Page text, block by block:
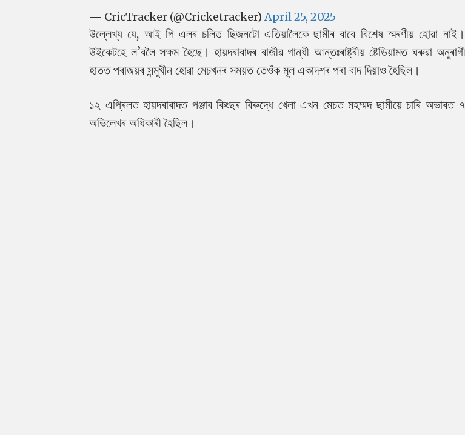
— CricTracker (@Cricketracker) April 25, 2025
উল্লেখ্য যে, আই পি এলৰ চলিত ছিজনটো এতিয়ালৈকে ছামীৰ বাবে বিশেষ স্মৰণীয় হোৱা
উইকেটহে ল’বলৈ সক্ষম হৈছে। হায়দৰাবাদৰ ৰাজীৱ গান্ধী আন্তঃৰাষ্ট্ৰীয় ষ্টেডিয়ামত ঘৰুৱা
হাতত পৰাজয়ৰ সন্মুখীন হোৱা মেচখনৰ সময়ত তেওঁক মূল একাদশৰ পৰা বাদ দিয়াও হৈছিল।
১২ এপ্ৰিলত হায়দৰাবাদত পঞ্জাব কিংছৰ বিৰুদ্ধে খেলা এখন মেচত মহম্মদ ছামীয়ে চাৰি অভাৰত
অভিলেখৰ অধিকাৰী হৈছিল।